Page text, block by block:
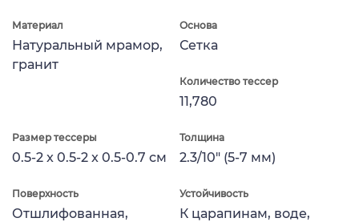
Материал
Натуральный мрамор,
гранит
Основа
Сетка
Количество тессер
11,780
Размер тессеры
0.5-2 x 0.5-2 x 0.5-0.7 см
Толщина
2.3/10" (5-7 мм)
Поверхность
Отшлифованная,
Устойчивость
К царапинам, воде,